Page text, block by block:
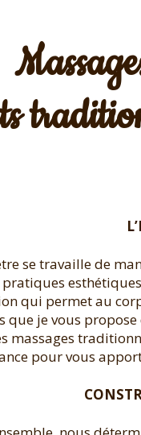
se travaille de
pratiques
qui permet au
que je vous
massages
pour vous